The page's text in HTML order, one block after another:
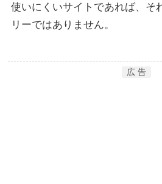
使いにくいサイトであれば、そ
リーではありません。
広 告